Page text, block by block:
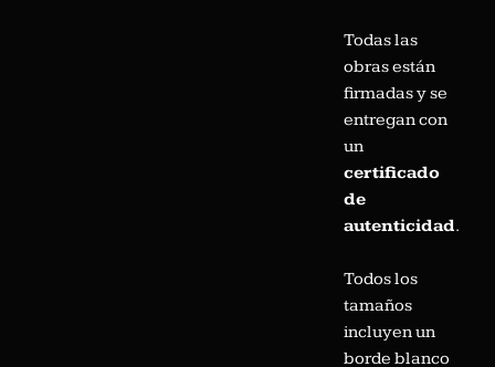
Todas las
obras están
firmadas y se
entregan con
un
certificado
de
autenticidad.
Todos los
tamaños
incluyen un
borde blanco